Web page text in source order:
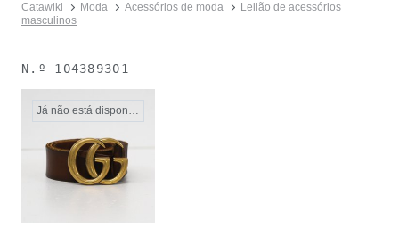
Catawiki Moda Acessórios de moda
Leilão de acessórios
masculinos
N.º 104389301
Já não está disponível